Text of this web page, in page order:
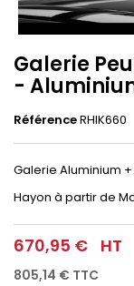
Galerie
-
RéférenceRHIK660
Galerie Aluminium +
Hayon à partir de
670,95 € HT
805,14 € TTC